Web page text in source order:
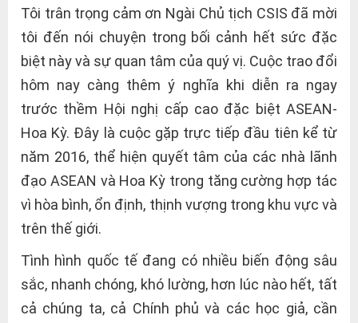
Tôi trân trọng cảm ơn Ngài Chủ tịch CSIS đã mời
tôi đến nói chuyện trong bối cảnh hết sức đặc
biệt này và sự quan tâm của quý vị. Cuộc trao đổi
hôm nay càng thêm ý nghĩa khi diễn ra ngay
trước thềm Hội nghị cấp cao đặc biệt ASEAN-
Hoa Kỳ. Đây là cuộc gặp trực tiếp đầu tiên kể từ
năm 2016, thể hiện quyết tâm của các nhà lãnh
đạo ASEAN và Hoa Kỳ trong tăng cường hợp tác
vì hòa bình, ổn định, thịnh vượng trong khu vực và
trên thế giới.
Tình hình quốc tế đang có nhiều biến động sâu
sắc, nhanh chóng, khó lường, hơn lúc nào hết, tất
cả chúng ta, cả Chính phủ và các học giả, cần